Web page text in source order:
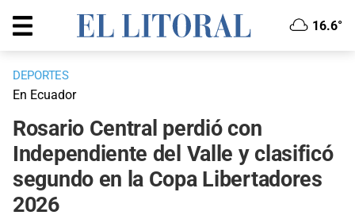
16.6°
DEPORTES
En Ecuador
Rosario Central perdió con
Independiente del Valle y clasificó
segundo en la Copa Libertadores
2026